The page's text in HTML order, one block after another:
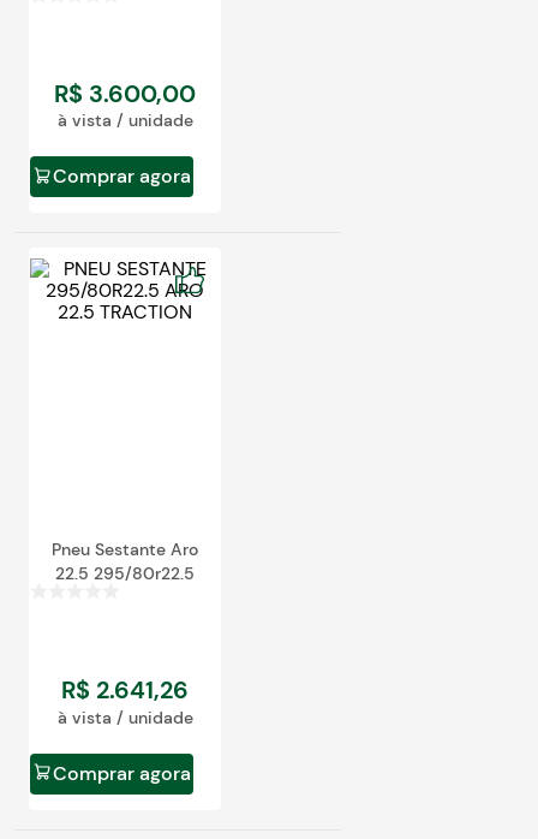
R$ 3.600,00
à vista / unidade
Comprar agora
Pneu Sestante Aro
22.5 295/80r22.5
R$ 2.641,26
à vista / unidade
Comprar agora